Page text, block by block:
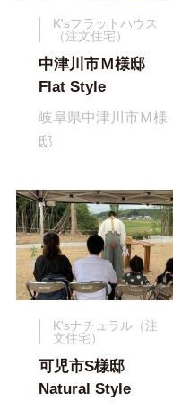
K'sフラットハウス
（注文住宅）
中津川市Ｍ様邸
Flat Style
岐阜県中津川市Ｍ様
邸
K'sナチュラル（注
文住宅）
可児市S様邸
Natural Style